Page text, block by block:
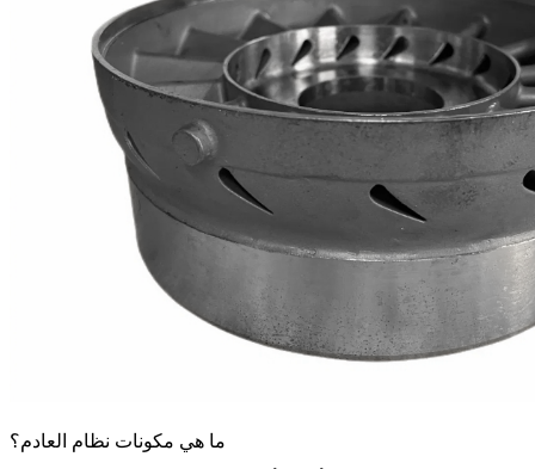
ما هي مكونات نظام العادم؟